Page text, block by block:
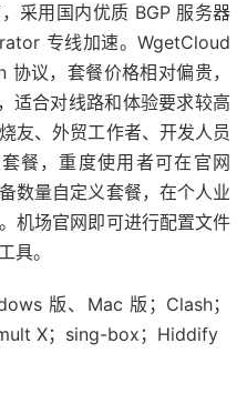
采用国内优质 BGP 服务器
专线加速。WgetCloud
议，套餐价格相对偏贵，
适合对线路和体验要求较高
友、外贸工作者、开发人员
餐，重度使用者可在官网
数量自定义套餐，在个人业
机场官网即可进行配置文件
具。
版、Mac 版；Clash；
X；sing-box；Hiddify